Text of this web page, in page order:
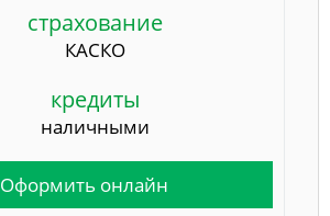
страхование
КАСКО
кредиты
наличными
Оформить онлайн